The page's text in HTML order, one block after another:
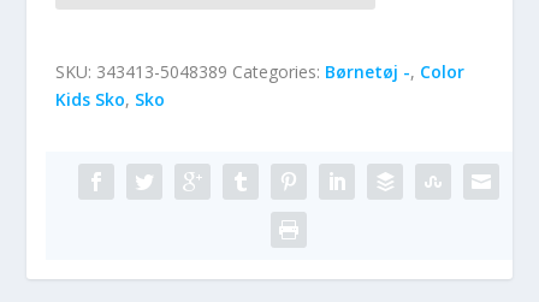
SKU: 343413-5048389 Categories: Børnetøj -, Color
Kids Sko, Sko